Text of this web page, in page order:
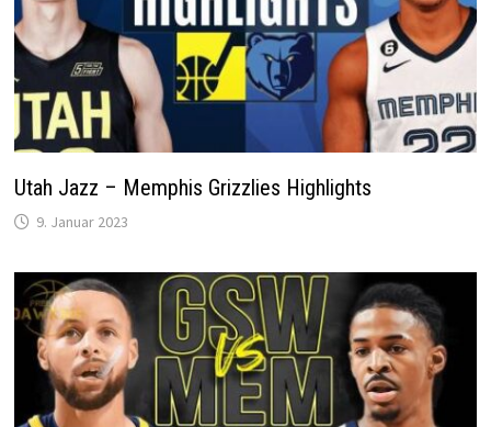
Utah Jazz – Memphis Grizzlies Highlights
9. Januar 2023